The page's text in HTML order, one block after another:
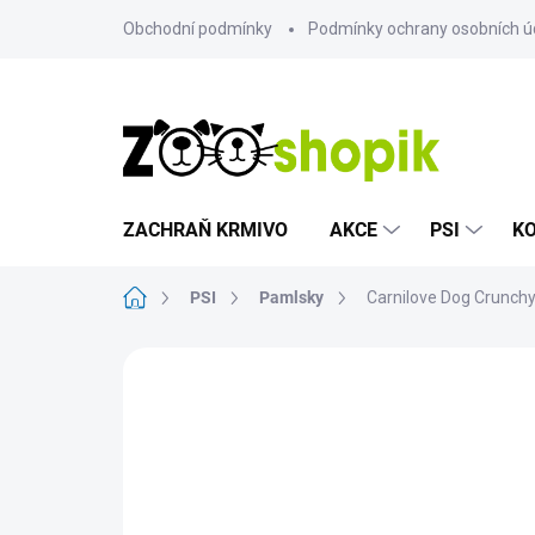
Obchodní podmínky Podmínky ochrany osobních
ZACHRAŇ KRMIVO AKCE PSI
Domů PSI Pamlsky Carnilove Dog